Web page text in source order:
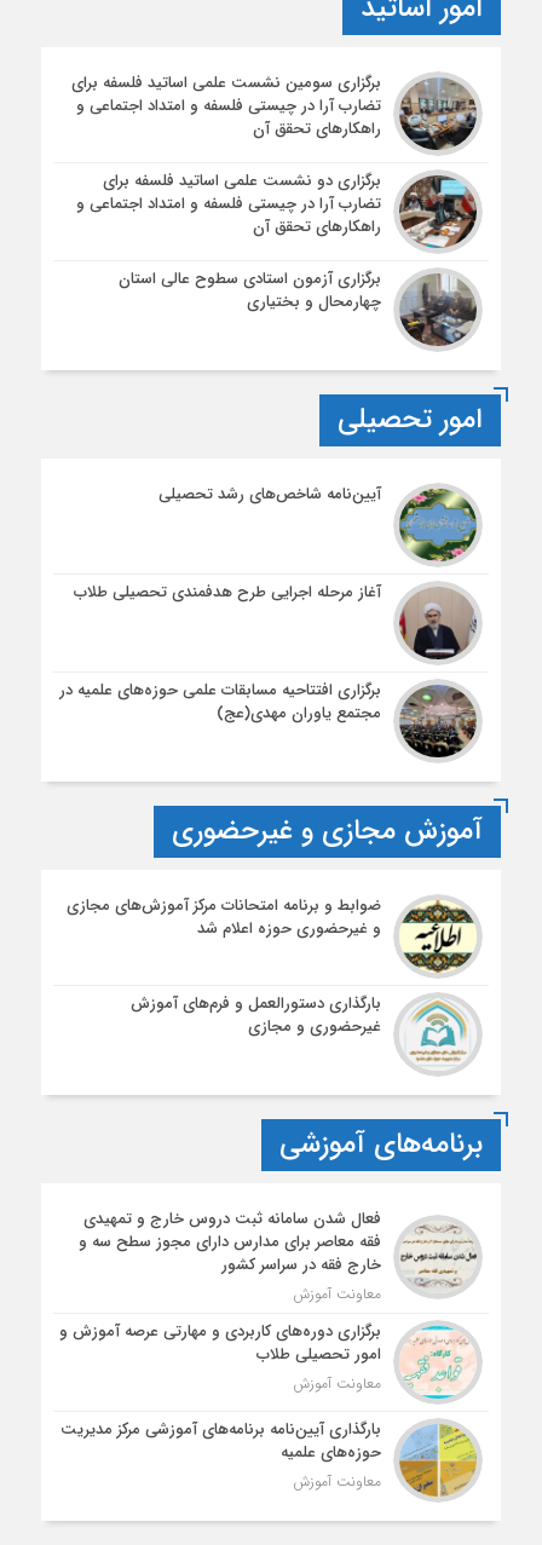
امور اساتید
برگزاری سومین نشست علمی اساتید فلسفه برای
تضارب آرا در چیستی فلسفه و امتداد اجتماعی و
راهکارهای تحقق آن
برگزاری دو نشست علمی اساتید فلسفه برای
تضارب آرا در چیستی فلسفه و امتداد اجتماعی و
راهکارهای تحقق آن
برگزاری آزمون استادی سطوح عالی استان
چهارمحال و بختیاری
امور تحصیلی
آیین‌نامه شاخص‌های رشد تحصیلی
آغاز مرحله اجرایی طرح هدفمندی تحصیلی طلاب
برگزاری افتتاحیه مسابقات علمی حوزه‌های علمیه در
مجتمع یاوران مهدی(عج)
آموزش مجازی و غیرحضوری
ضوابط و برنامه امتحانات مرکز آموزش‌های مجازی
و غیرحضوری حوزه اعلام شد
بارگذاری دستورالعمل و فرم‌های آموزش
غیرحضوری و مجازی
برنامه‌های آموزشی
فعال شدن سامانه ثبت دروس خارج و تمهیدی
فقه معاصر برای مدارس دارای مجوز سطح سه و
خارج فقه در سراسر کشور
معاونت آموزش
برگزاری دوره‌های کاربردی و مهارتی عرصه آموزش و
امور تحصیلی طلاب
معاونت آموزش
بارگذاری آیین‌نامه برنامه‌های آموزشی مرکز مدیریت
حوزه‌های علمیه
معاونت آموزش